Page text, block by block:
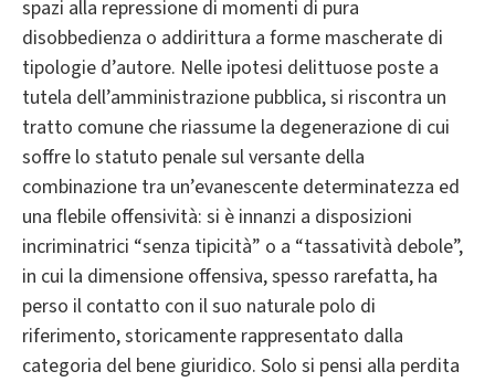
spazi alla repressione di momenti di pura
disobbedienza o addirittura a forme mascherate di
tipologie d’autore. Nelle ipotesi delittuose poste a
tutela dell’amministrazione pubblica, si riscontra un
tratto comune che riassume la degenerazione di cui
soffre lo statuto penale sul versante della
combinazione tra un’evanescente determinatezza ed
una flebile offensività: si è innanzi a disposizioni
incriminatrici “senza tipicità” o a “tassatività debole”,
in cui la dimensione offensiva, spesso rarefatta, ha
perso il contatto con il suo naturale polo di
riferimento, storicamente rappresentato dalla
categoria del bene giuridico. Solo si pensi alla perdita